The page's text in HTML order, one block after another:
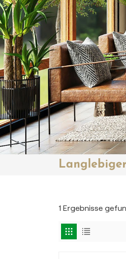
1 Ergebnisse